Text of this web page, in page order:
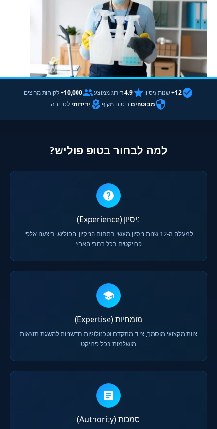
12+ שנות ניסיון 4.9דירוג ממוצע 10,000+
לקוחות מרוצים
מבוטחים ביטוח מקיף ידידותי לסביבה
למה לבחור בטופ פוליש?
ניסיון (Experience)
למעלה מ-12 שנות ניסיון מעשי בתחום הניקיון והפוליש. ביצענו אלפי
פרויקטים בכל רחבי הארץ
מומחיות (Expertise)
צוות מקצועי מוסמך, ציוד מתקדם וטכנולוגיות חדשניות להשגת תוצאות
מושלמות בכל פרויקט
סמכות (Authority)